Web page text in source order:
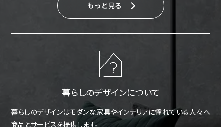
もっと見る
暮らしのデザインについて
暮らしのデザインはモダンな家具やインテリアに憧れている人々へ
商品とサービスを提供します。